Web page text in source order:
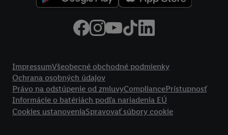
ImpressumVšeobecné obchodné podmienky
Ochrana osobných údajov
Právo na odstúpenie od zmluvyCompliancePrístupnosť
Informácie o batériách podľa nariadenia EÚ
Cookies ustanoveniaSpravovať súbory cookie